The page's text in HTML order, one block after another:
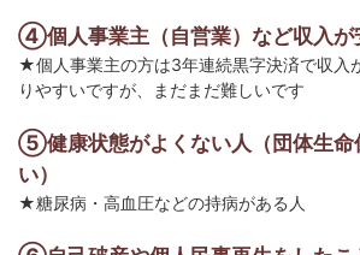
④個人事業主（自営業）など収入が
★個人事業主の方は3年連続黒字決済で収入
りやすいですが、まだまだ難しいです
⑤健康状態がよくない人（団体生命
い）
★糖尿病・高血圧などの持病がある人